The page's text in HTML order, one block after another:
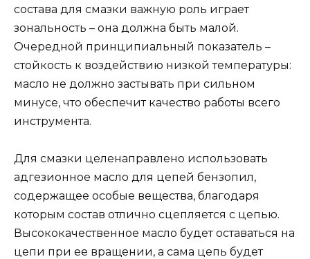
состава для смазки важную роль играет
зональность – она должна быть малой.
Очередной принципиальный показатель –
стойкость к воздействию низкой температуры:
масло не должно застывать при сильном
минусе, что обеспечит качество работы всего
инструмента.
Для смазки целенаправлено использовать
адгезионное масло для цепей бензопил,
содержащее особые вещества, благодаря
которым состав отлично сцепляется с цепью.
Высококачественное масло будет оставаться на
цепи при ее вращении, а сама цепь будет